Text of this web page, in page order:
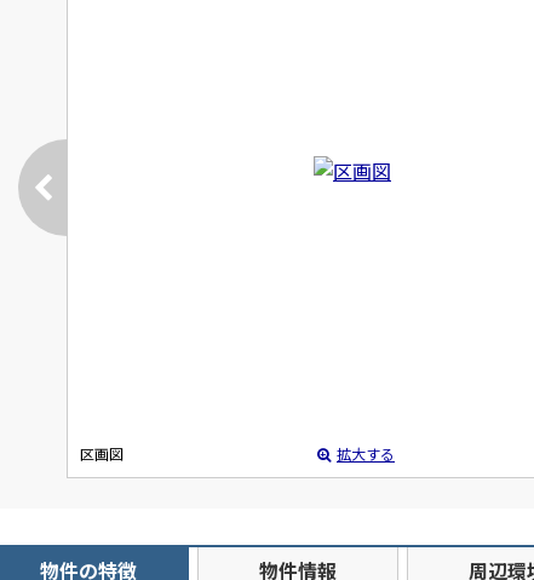
区画図 拡大する
物件の特徴 物件情報 周辺環